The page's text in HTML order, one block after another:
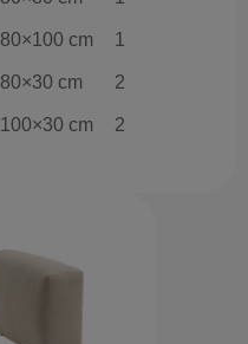
80×100 cm 1
80×30 cm 2
100×30 cm 2